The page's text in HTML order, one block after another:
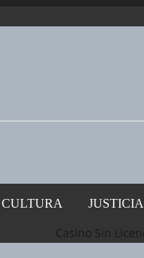
CULTURA JUSTICIA
Casino Sin